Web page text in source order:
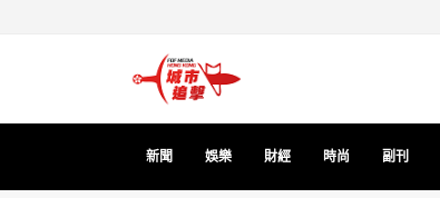
新聞 娛樂 財經 時尚 副刊